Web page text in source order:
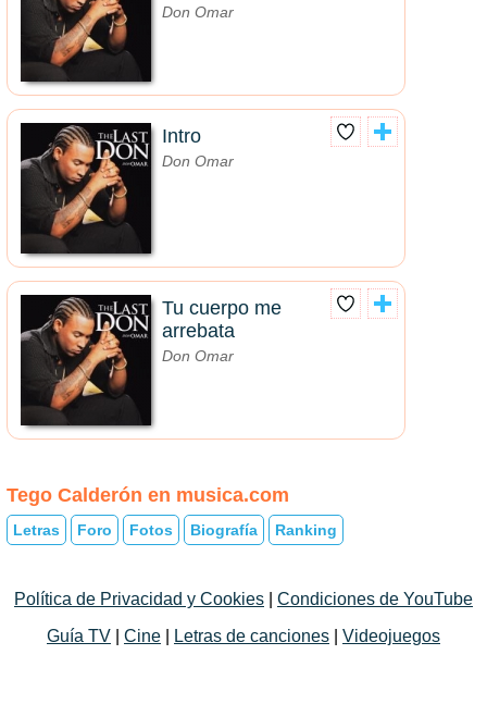
Don Omar
Intro
Don Omar
Tu cuerpo me
arrebata
Don Omar
Tego Calderón en musica.com
Letras Foro Fotos Biografía Ranking
Política de Privacidad y Cookies
Condiciones de YouTube
Guía TV
Cine Letras de canciones Videojuegos